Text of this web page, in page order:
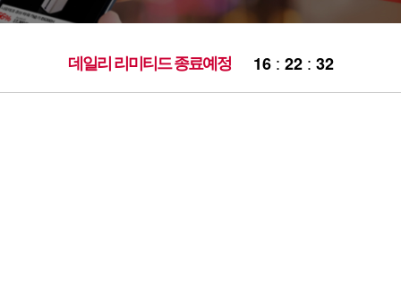
데일리 리미티드 종료예정 16: 22: 32